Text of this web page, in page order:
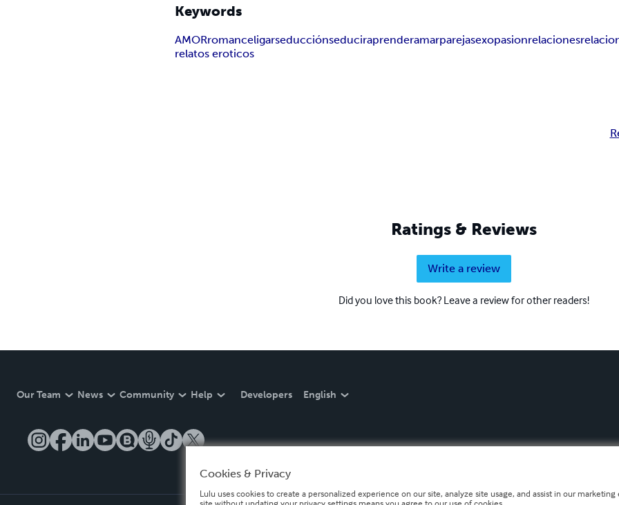
Keywords
AMORromanceligarseducciónseduciraprenderamarparejasexopasionrelaciones
relatos eroticos
Ratings & Reviews
Write a review
Did you love this book? Leave a review for other readers!
Our Team News Community Help Developers English
Cookies & Privacy
Lulu uses cookies to create a personalized experience on our site, analyze site usage, and assist in our